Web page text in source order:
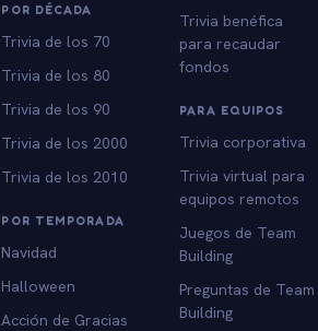
POR DÉCADA
Trivia de los 70
Trivia de los 80
Trivia de los 90
Trivia de los 2000
Trivia de los 2010
POR TEMPORADA
Navidad
Halloween
Acción de Gracias
Trivia benéfica
para recaudar
fondos
PARA EQUIPOS
Trivia corporativa
Trivia virtual para
equipos remotos
Juegos de Team
Building
Preguntas de Team
Building